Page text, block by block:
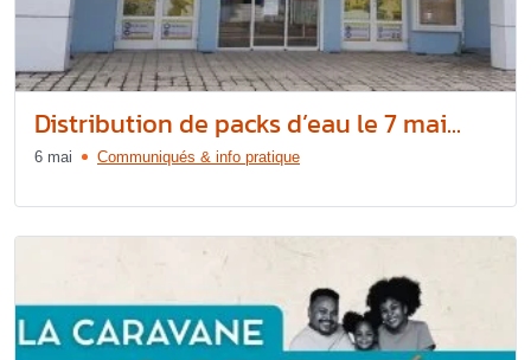
Distribution de packs d’eau le 7 mai...
6 mai Communiqués & info pratique